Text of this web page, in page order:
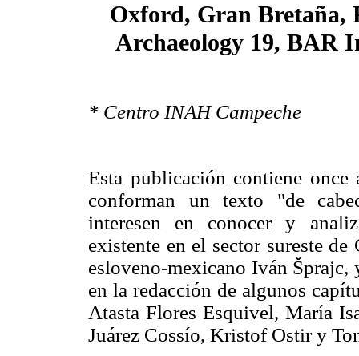
Oxford, Gran Bretaña,
Archaeology 19, BAR
* Centro INAH Campeche
Esta publicación contiene once
conforman un texto "de
interesen en conocer y
existente en el sector sureste
esloveno-mexicano Iván Šprajc,
en la redacción de algunos
Atasta Flores Esquivel, María
Juárez Cossío, Kristof Ostir y